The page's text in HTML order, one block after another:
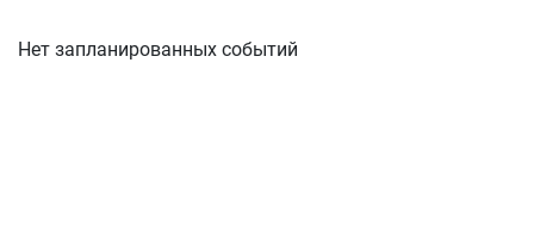
Нет запланированных событий